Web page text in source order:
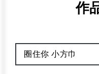
作
圈住你 小方巾